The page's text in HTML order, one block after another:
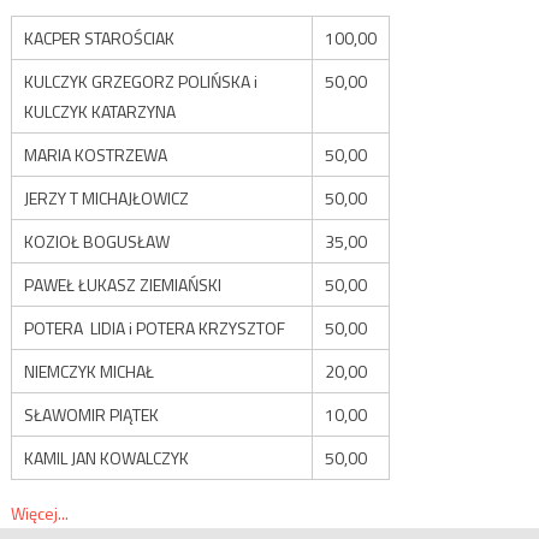
KACPER STAROŚCIAK
100,00
KULCZYK GRZEGORZ POLIŃSKA i
KULCZYK KATARZYNA
50,00
MARIA KOSTRZEWA
50,00
JERZY T MICHAJŁOWICZ
50,00
KOZIOŁ BOGUSŁAW
35,00
PAWEŁ ŁUKASZ ZIEMIAŃSKI
50,00
POTERA LIDIA i POTERA KRZYSZTOF
50,00
NIEMCZYK MICHAŁ
20,00
SŁAWOMIR PIĄTEK
10,00
KAMIL JAN KOWALCZYK
50,00
Więcej...